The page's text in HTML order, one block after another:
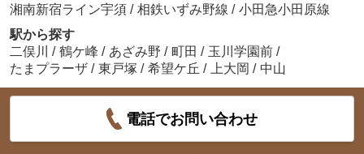
湘南新宿ライン宇須 / 相鉄いずみ野線 / 小田急小田原線
駅から探す
二俣川
/ 鶴ケ峰 / あざみ野 / 町田 / 玉川学園前 /
たまプラーザ / 東戸塚 / 希望ケ丘 / 上大岡 / 中山
電話でお問い合わせ